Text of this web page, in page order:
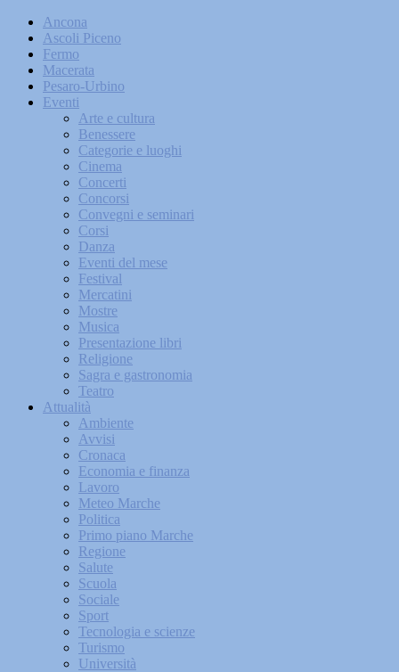
Ancona
Ascoli Piceno
Fermo
Macerata
Pesaro-Urbino
Eventi
Arte e cultura
Benessere
Categorie e luoghi
Cinema
Concerti
Concorsi
Convegni e seminari
Corsi
Danza
Eventi del mese
Festival
Mercatini
Mostre
Musica
Presentazione libri
Religione
Sagra e gastronomia
Teatro
Attualità
Ambiente
Avvisi
Cronaca
Economia e finanza
Lavoro
Meteo Marche
Politica
Primo piano Marche
Regione
Salute
Scuola
Sociale
Sport
Tecnologia e scienze
Turismo
Università